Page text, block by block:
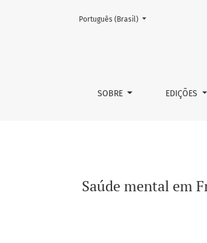
Saúde mental em Francisco
SOBRE EDIÇÕES
Mudar o idioma. O atual é:
Português (Brasil)
Saúde mental em